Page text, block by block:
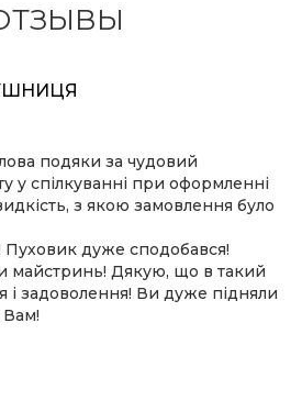
подяки за чудовий
у спілкуванні при оформленні
з якою замовлення було
Пуховик дуже сподобався!
майстринь! Дякую, що в такий
і задоволення! Ви дуже підняли
Вам!